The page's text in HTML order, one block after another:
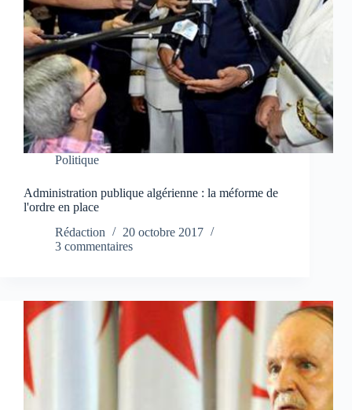
Politique
Administration publique algérienne : la méforme de
l'ordre en place
Rédaction
20 octobre 2017
3 commentaires